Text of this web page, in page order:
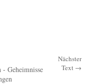
- Geheimnisse
Nächster
Text →